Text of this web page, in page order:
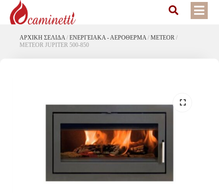
ΑΡΧΙΚΉ ΣΕΛΊΔΑ / ΕΝΕΡΓΕΙΑΚΆ - ΑΕΡΌΘΕΡΜΑ / METEOR /
METEOR JUPITER 500-850